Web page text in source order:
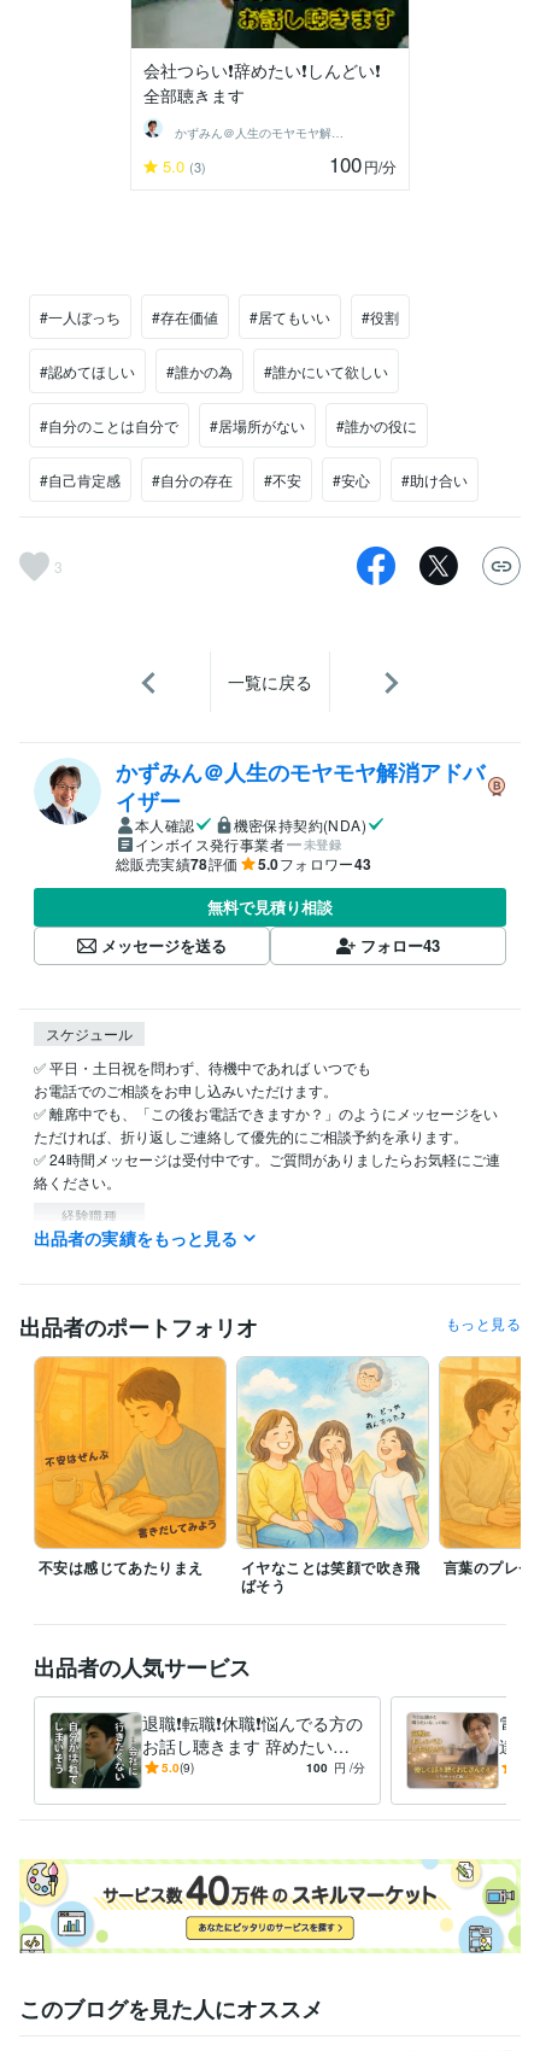
会社つらい❗️辞めたい❗️しんどい❗️
全部聴きます
5.0 (3) 100円/分
#一人ぼっち #存在価値 #居てもいい #役割
#認めてほしい #誰かの為 #誰かにいて欲しい
#自分のことは自分で #居場所がない #誰かの役に
#自己肯定感 #自分の存在 #不安 #安心 #助け合い
3
一覧に戻る
かずみん＠人生のモヤモヤ解消アドバ
イザー
本人確認
機密保持契約(NDA)
インボイス発行事業者
未登録
総販売実績78評価 5.0フォロワー43
無料で見積り相談
メッセージを送る
フォロー43
スケジュール
✅ 平日・土日祝を問わず、待機中であれば いつでも
お電話でのご相談をお申し込みいただけます。
✅ 離席中でも、「この後お電話できますか？」のようにメッセージをい
ただければ、折り返しご連絡して優先的にご相談予約を承ります。
✅ 24時間メッセージは受付中です。ご質問がありましたらお気軽にご連
絡ください。
経験職種
管理 / コンプライアンス 経験年数 : 4年
生産・品質管理 / 生産管理 経験年数 : 13年
生産・品質管理 / 品質保証
受賞歴
ココナラに2025/05/31に初出品 初出品したその日に購入されました
コミュニケーションの学校のスピーチアワードに登壇 早期退職して
も“お金と時間”を確保する方法。 生成AIの学校の全コース確認テスト
合格 生成AIプロンプトエンジニア検定合格
資格・検定
ISO9000審査員 取得年 : 2022年
歯科技工士 取得年 : 1986年
食品衛生責任者 取得年 : 2015年
取得年 : 1993年
WordPress:2年 Excel:25年Google スプレッドシート:3年
Google ドキュメント:3年
Word:25年
その他ツール
お客様のクレーム対応、報告:20年
社内問題の改善、ファシリテーション:20年
製造現場の事故調査・報告作成・お客様への説明:20年
得意分野
悩み相談・カウンセリング
パワハラ当たり前の会社で鍛えられた共
感力
食品業界
出品者の実績をもっと見る
出品者のポートフォリオ もっと見る
不安は感じてあたりまえ
イヤなことは笑顔で吹き飛
ばそう
言葉のプレゼ
出品者の人気サービス
退職❗️転職❗️休職❗️悩んでる方の
お話し聴きます 辞めたいの
に辞められない、退職代行の
5.0(9) 100 円 /分
電話
達と
のお
このブログを見た人にオススメ